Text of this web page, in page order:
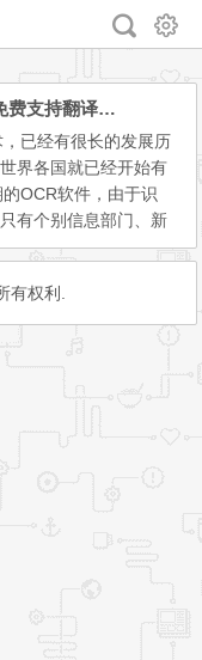
PandaOCR v2.43 图片文字识别软件 免费支持翻译朗读
已经有很长的发展历
界各国就已经开始有
OCR软件，由于识
有个别信息部门、新
不过，随着OCR技
公的普及，如今就算
这项技术。而且，我
有权利.